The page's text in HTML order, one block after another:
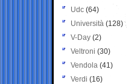
Udc (64)
Università (128)
V-Day (2)
Veltroni (30)
Vendola (41)
Verdi (16)